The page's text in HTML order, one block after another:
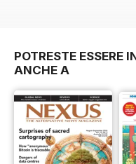
POTRESTE ESSERE
ANCHE A